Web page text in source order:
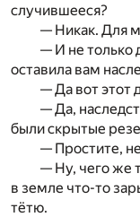
случившееся?
— Никак. Для
— И не только
оставила вам
— Да вот этот
— Да,
были скрытые
— Простите,
— Ну, чего же
в земле что-то
тётю.